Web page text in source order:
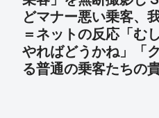
どマナー悪い乗客、
＝ネットの反応「む
やればどうかね」「
る普通の乗客たちの